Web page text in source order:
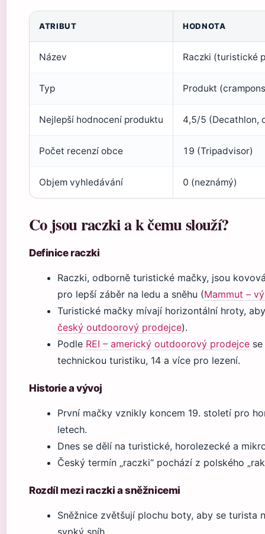
ATRIBUT HODNOTA
Název Raczki (turistické
Typ Produkt
Nejlepší hodnocení produktu 4,5/5 (Decathlon,
Počet recenzí obce 19 (Tripadvisor)
Objem vyhledávání 0 (neznámý)
Co jsou raczki a k čemu slouží?
Definice raczki
Raczki, odborně turistické mačky, jsou
pro lepší záběr na ledu a sněhu (Mammut –
Turistické mačky mívají horizontální hroty,
český outdoorový prodejce).
Podle REI – americký outdoorový prodejce
technickou turistiku, 14 a více pro lezení.
Historie a vývoj
První mačky vznikly koncem 19. století pro
letech.
Dnes se dělí na turistické, horolezecké a
Český termín „raczki“ pochází z polského
Rozdíl mezi raczki a sněžnicemi
Sněžnice zvětšují plochu boty, aby se turista
sypký sníh.